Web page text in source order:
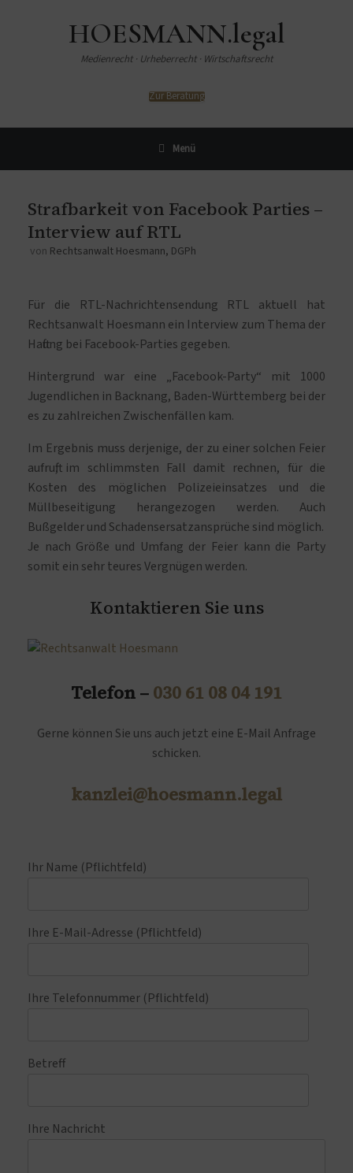
HOESMANN.legal
Medienrecht · Urheberrecht · Wirtschaftsrecht
Zur Beratung
Menü
Strafbarkeit von Facebook Parties –
Interview auf RTL
von Rechtsanwalt Hoesmann, DGPh
Für die RTL-Nachrichtensendung RTL aktuell hat
Rechtsanwalt Hoesmann ein Interview zum Thema der
Haftung bei Facebook-Parties gegeben.
Hintergrund war eine „Facebook-Party“ mit 1000
Jugendlichen in Backnang, Baden-Württemberg bei der
es zu zahlreichen Zwischenfällen kam.
Im Ergebnis muss derjenige, der zu einer solchen Feier
aufruft, im schlimmsten Fall damit rechnen, für die
Kosten des möglichen Polizeieinsatzes und die
Müllbeseitigung herangezogen werden. Auch
Bußgelder und Schadensersatzansprüche sind möglich.
Je nach Größe und Umfang der Feier kann die Party
somit ein sehr teures Vergnügen werden.
Kontaktieren Sie uns
Telefon – 030 61 08 04 191
Gerne können Sie uns auch jetzt eine E-Mail Anfrage
schicken.
kanzlei@hoesmann.legal
Ihr Name (Pflichtfeld)
Ihre E-Mail-Adresse (Pflichtfeld)
Ihre Telefonnummer (Pflichtfeld)
Betreff
Ihre Nachricht